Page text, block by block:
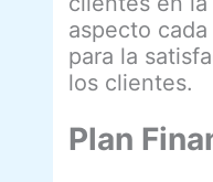
aspecto
para la
los clientes.
Plan